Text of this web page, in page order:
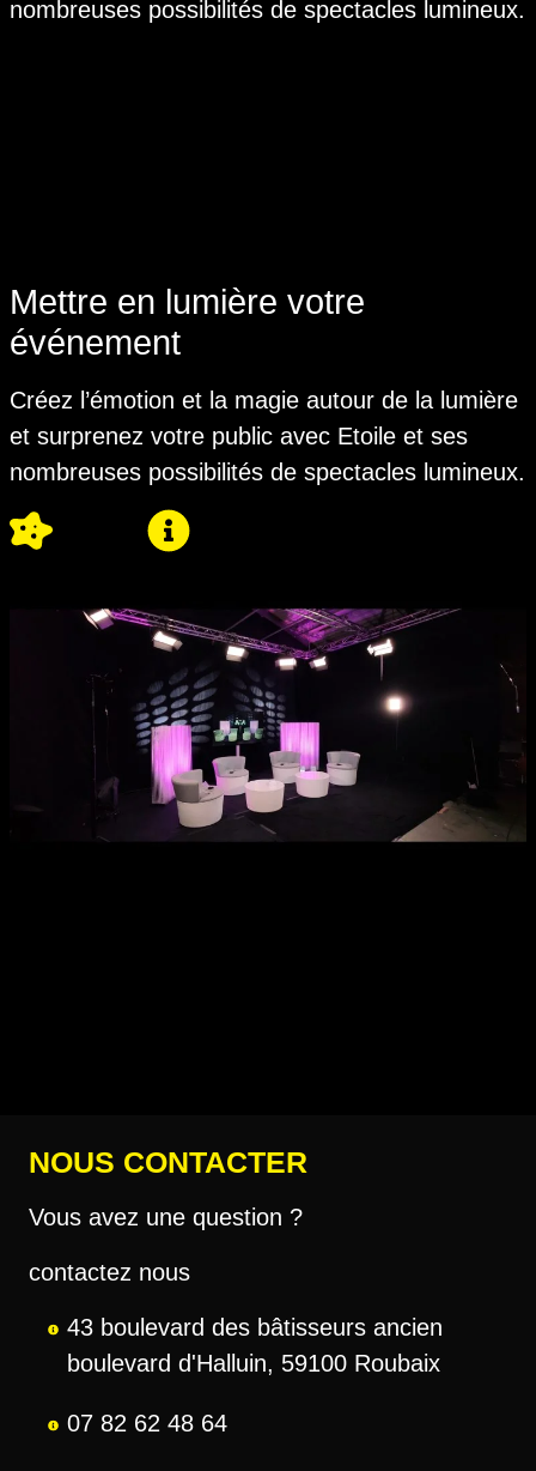
nombreuses possibilités de spectacles lumineux.
Mettre en lumière votre
événement
Créez l’émotion et la magie autour de la lumière
et surprenez votre public avec Etoile et ses
nombreuses possibilités de spectacles lumineux.
NOUS CONTACTER
Vous avez une question ?
contactez nous
43 boulevard des bâtisseurs ancien
boulevard d'Halluin, 59100 Roubaix
07 82 62 48 64